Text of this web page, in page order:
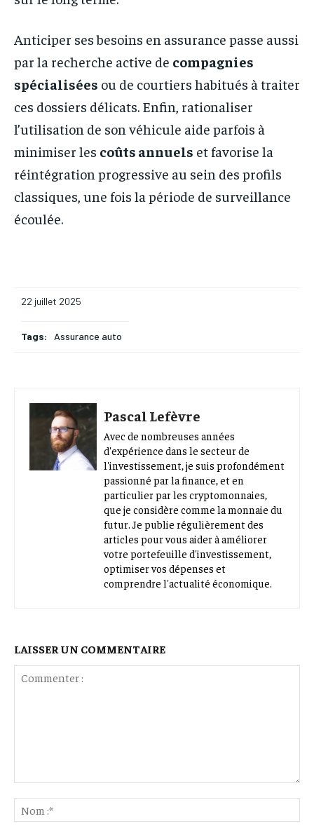
Anticiper ses besoins en assurance passe aussi
par la recherche active de compagnies
spécialisées ou de courtiers habitués à traiter
ces dossiers délicats. Enfin, rationaliser
l’utilisation de son véhicule aide parfois à
minimiser les coûts annuels et favorise la
réintégration progressive au sein des profils
classiques, une fois la période de surveillance
écoulée.
22 juillet 2025
Tags: Assurance auto
Pascal Lefèvre
Avec de nombreuses années
d'expérience dans le secteur de
l'investissement, je suis profondément
passionné par la finance, et en
particulier par les cryptomonnaies,
que je considère comme la monnaie du
futur. Je publie régulièrement des
articles pour vous aider à améliorer
votre portefeuille d'investissement,
optimiser vos dépenses et
comprendre l'actualité économique.
LAISSER UN COMMENTAIRE
:*